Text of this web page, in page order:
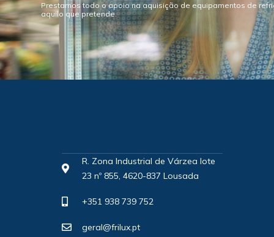
Prestamos todo o apoio na aquisição de equipamentos de
aquilo que pretende.
R. Zona Industrial de Várzea lote
23 nº 855, 4620-837 Lousada
+351 938 739 752
geral@frilux.pt